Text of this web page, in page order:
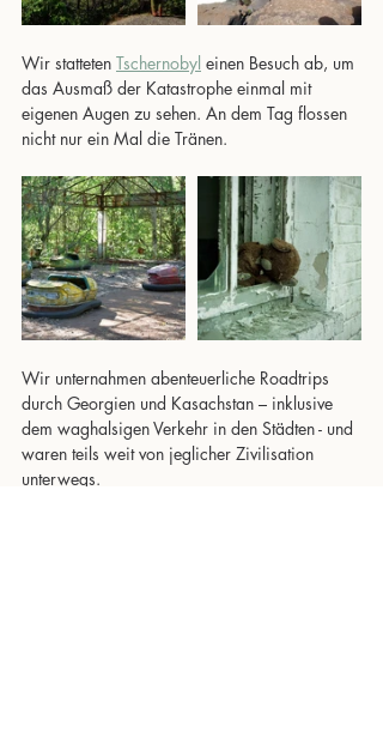
Wir statteten Tschernobyl einen Besuch ab, um
das Ausmaß der Katastrophe einmal mit
eigenen Augen zu sehen. An dem Tag flossen
nicht nur ein Mal die Tränen.
Wir unternahmen abenteuerliche Roadtrips
durch Georgien und Kasachstan – inklusive
dem waghalsigen Verkehr in den Städten - und
waren teils weit von jeglicher Zivilisation
unterwegs.